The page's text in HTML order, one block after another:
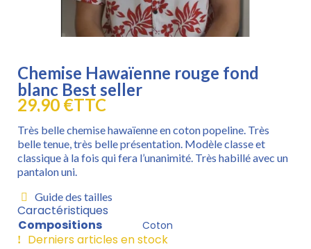
Chemise Hawaïenne rouge fond
blanc Best seller
29,90 €TTC
Très belle chemise hawaïenne en coton popeline. Très
belle tenue, très belle présentation. Modèle classe et
classique à la fois qui fera l’unanimité. Très habillé avec un
pantalon uni.
Guide des tailles
Caractéristiques
Compositions
Coton
Derniers articles en stock